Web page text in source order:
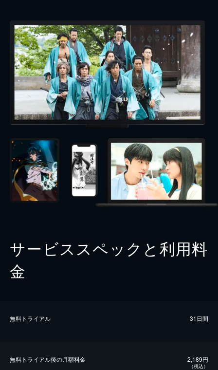
サービススペックと利用料
金
無料トライアル 31日間
無料トライアル後の⽉額料金 2,189円
（税込）